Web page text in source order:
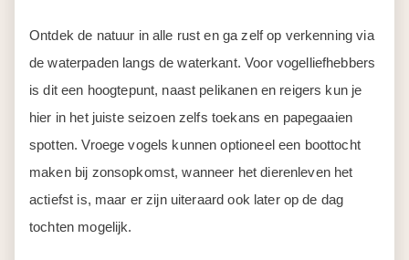
Ontdek de natuur in alle rust en ga zelf op verkenning via
de waterpaden langs de waterkant. Voor vogelliefhebbers
is dit een hoogtepunt, naast pelikanen en reigers kun je
hier in het juiste seizoen zelfs toekans en papegaaien
spotten. Vroege vogels kunnen optioneel een boottocht
maken bij zonsopkomst, wanneer het dierenleven het
actiefst is, maar er zijn uiteraard ook later op de dag
tochten mogelijk.